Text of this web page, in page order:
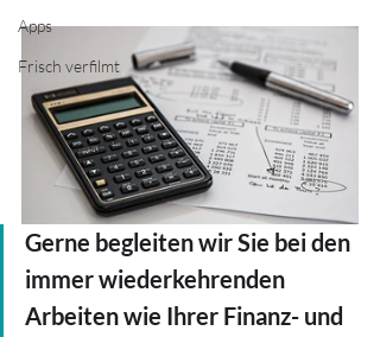
Apps
Frisch verfilmt
Gerne begleiten wir Sie bei den
immer wiederkehrenden
Arbeiten wie Ihrer Finanz- und